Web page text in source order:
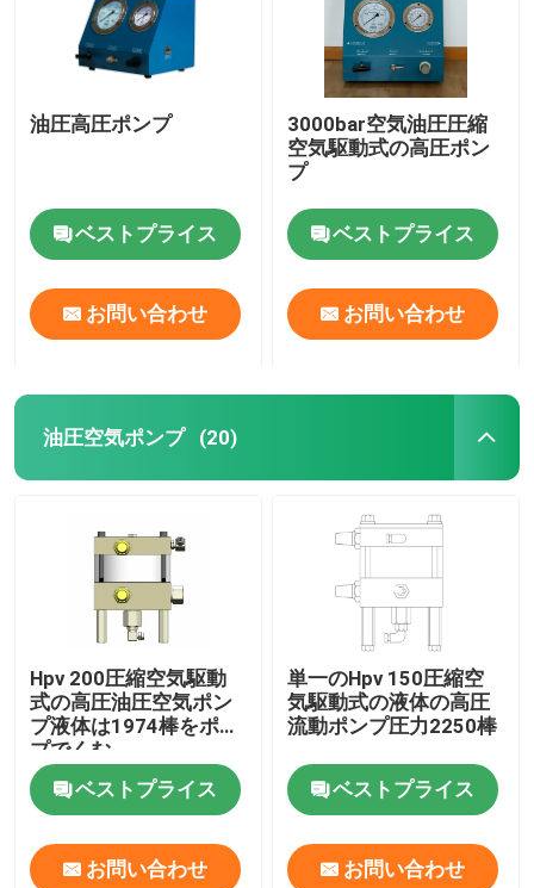
家へ
油圧高圧ポンプ
ベストプライス
お問い合わせ
3000bar空気油圧圧縮
空気駆動式の高圧ポン
プ
ベストプライス
お問い合わせ
油圧空気ポンプ (20)
Hpv 200圧縮空気駆動
式の高圧油圧空気ポン
プ液体は1974棒をポン
プでくむ
ベストプライス
お問い合わせ
単一のHpv 150圧縮空
気駆動式の液体の高圧
流動ポンプ圧力2250棒
ベストプライス
お問い合わせ